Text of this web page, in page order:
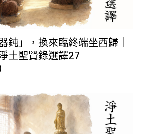
鈍」，換來臨終端坐西歸｜
土聖賢錄選譯27